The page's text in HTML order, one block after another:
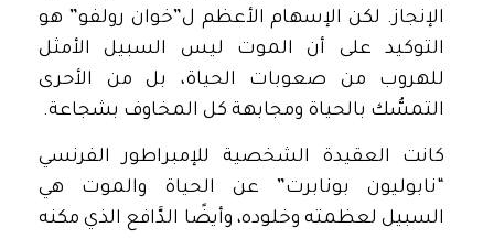
الإنجاز. لكن الإسهام الأعظم ل”خوان رولفو” هو
التوكيد على أن الموت ليس السبيل الأمثل
للهروب من صعوبات الحياة، بل من الأحرى
التمسُّك بالحياة ومجابهة كل المخاوف بشجاعة.
كانت العقيدة الشخصية للإمبراطور الفرنسي
“نابوليون بونابرت” عن الحياة والموت هي
السبيل لعظمته وخلوده، وأيضًا الدَّافع الذي مكنه